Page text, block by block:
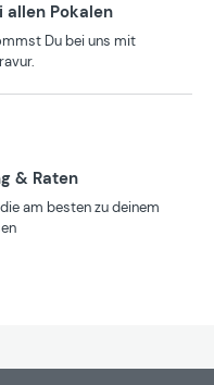
allen Pokalen
Du bei uns mit
& Raten
am besten zu deinem